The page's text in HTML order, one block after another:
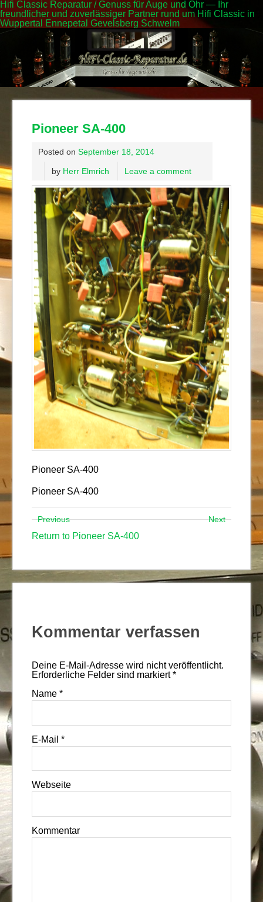
Hifi Classic Reparatur / Genuss für Auge und Ohr — Ihr
freundlicher und zuverlässiger Partner rund um Hifi Classic in
Wuppertal Ennepetal Gevelsberg Schwelm
Pioneer SA-400
Posted on September 18, 2014
by Herr Elmrich Leave a comment
Pioneer SA-400
Pioneer SA-400
Previous Next
Return to Pioneer SA-400
Kommentar verfassen
Deine E-Mail-Adresse wird nicht veröffentlicht.
Erforderliche Felder sind markiert*
Name *
E-Mail *
Webseite
Kommentar